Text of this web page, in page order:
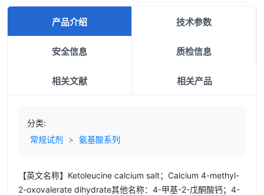
产品介绍 技术参数
安全信息 质检信息
相关文献 相关产品
分类:
常规试剂
> 氨基酸系列
【英文名称】Ketoleucine calcium salt；Calcium 4-methyl-
2-oxovalerate dihydrate其他名称：4-甲基-2-戊酮酸钙；4-